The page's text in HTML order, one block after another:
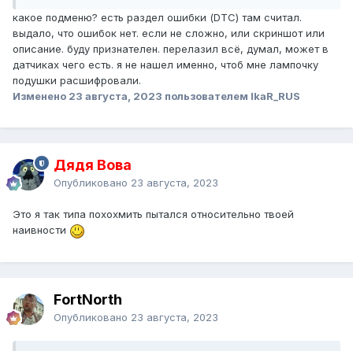
какое подменю? есть раздел ошибки (DTC) там считал.
выдало, что ошибок нет. если не сложно, или скриншот или
описание. буду признателен. перелазил всё, думал, может в
датчиках чего есть. я не нашел именно, чтоб мне лампочку
подушки расшифровали.
Изменено 23 августа, 2023 пользователем IkaR_RUS
Дядя Вова
Опубликовано 23 августа, 2023
Это я так типа похохмить пытался относительно твоей
наивности
FоrtNorth
Опубликовано 23 августа, 2023